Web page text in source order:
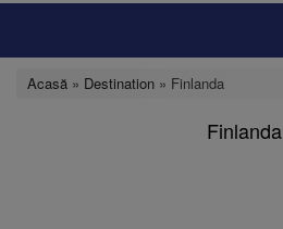
Acasă » Destination » Finlanda
Finlanda